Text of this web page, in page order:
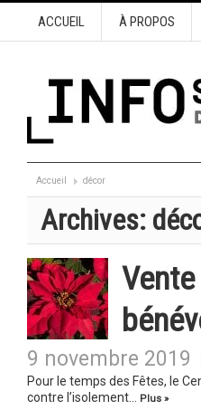
ACCUEIL À PROPOS
Accueil décor
Archives:
9 novembre 2019
Pour le temps des Fêtes, le
contre l’isolement…
Plus »